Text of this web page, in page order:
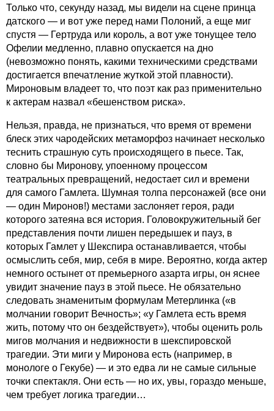
Только что, секунду назад, мы видели на сцене принца
датского — и вот уже перед нами Полоний, а еще миг
спустя — Гертруда или король, а вот уже тонущее тело
Офелии медленно, плавно опускается на дно
(невозможно понять, какими техническими средствами
достигается впечатление жуткой этой плавности).
Мироновым владеет то, что поэт как раз применительно
к актерам назвал «бешенством риска».
Нельзя, правда, не признаться, что время от времени
блеск этих чародейских метаморфоз начинает несколько
теснить страшную суть происходящего в пьесе. Так,
словно бы Миронову, упоенному процессом
театральных превращений, недостает сил и времени
для самого Гамлета. Шумная толпа персонажей (все они
— один Миронов!) местами заслоняет героя, ради
которого затеяна вся история. Головокружительный бег
представления почти лишен передышек и пауз, в
которых Гамлет у Шекспира останавливается, чтобы
осмыслить себя, мир, себя в мире. Вероятно, когда актер
немного остынет от премьерного азарта игры, он яснее
увидит значение пауз в этой пьесе. Не обязательно
следовать знаменитым формулам Метерлинка («в
молчании говорит Вечность»; «у Гамлета есть время
жить, потому что он бездействует»), чтобы оценить роль
мигов молчания и недвижности в шекспировской
трагедии. Эти миги у Миронова есть (например, в
монологе о Гекубе) — и это едва ли не самые сильные
точки спектакля. Они есть — но их, увы, гораздо меньше,
чем требует логика трагедии…